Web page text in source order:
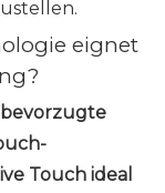
eignet
bevorzugte
Touch ideal